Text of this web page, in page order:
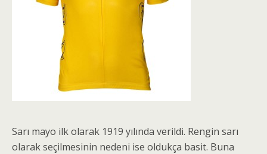
Sarı mayo ilk olarak 1919 yılında verildi. Rengin sarı
olarak seçilmesinin nedeni ise oldukça basit. Buna